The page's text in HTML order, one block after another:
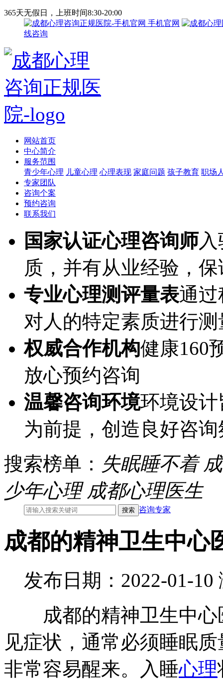
365天无假日，上班时间8:30-20:00
手机官网
线咨询
网站首页
中心简介
服务范围
青少年心理 儿童心理 心理表现 家庭问题 孩子教育 职场
专家团队
咨询个案
预约咨询
联系我们
国家认证心理咨询师
质，并有从业经验，
专业心理测评量表通
对人的特定素质进行
权威合作机构健康160
放心预约咨询
温馨咨询环境环境设
为前提，创造良好咨
搜索榜单： 失眠睡不着
少年心理 成都心理医生
咨询专家
成都的精神卫生中心
发布日期：2022-01-10
成都的精神卫生中心
见症状，通常必须睡眠
非常容易醒来。入睡心理